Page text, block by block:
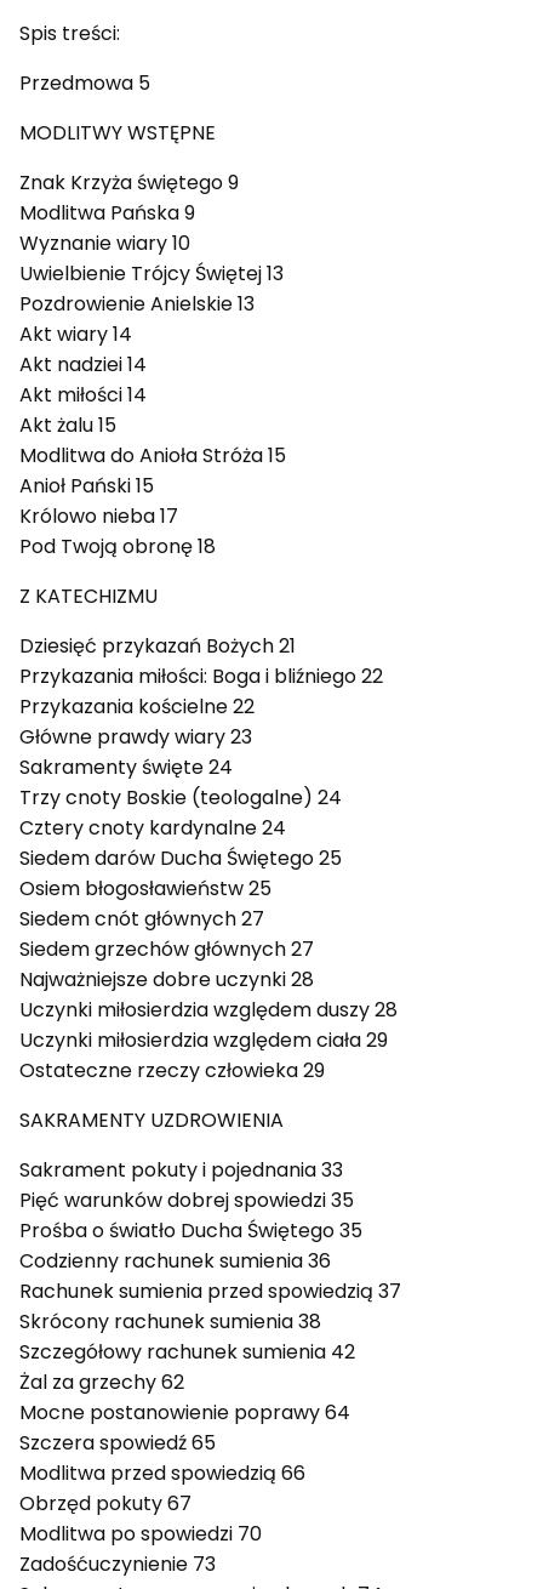
Spis treści:
Przedmowa 5
MODLITWY WSTĘPNE
Znak Krzyża świętego 9
Modlitwa Pańska 9
Wyznanie wiary 10
Uwielbienie Trójcy Świętej 13
Pozdrowienie Anielskie 13
Akt wiary 14
Akt nadziei 14
Akt miłości 14
Akt żalu 15
Modlitwa do Anioła Stróża 15
Anioł Pański 15
Królowo nieba 17
Pod Twoją obronę 18
Z KATECHIZMU
Dziesięć przykazań Bożych 21
Przykazania miłości: Boga i bliźniego 22
Przykazania kościelne 22
Główne prawdy wiary 23
Sakramenty święte 24
Trzy cnoty Boskie (teologalne) 24
Cztery cnoty kardynalne 24
Siedem darów Ducha Świętego 25
Osiem błogosławieństw 25
Siedem cnót głównych 27
Siedem grzechów głównych 27
Najważniejsze dobre uczynki 28
Uczynki miłosierdzia względem duszy 28
Uczynki miłosierdzia względem ciała 29
Ostateczne rzeczy człowieka 29
SAKRAMENTY UZDROWIENIA
Sakrament pokuty i pojednania 33
Pięć warunków dobrej spowiedzi 35
Prośba o światło Ducha Świętego 35
Codzienny rachunek sumienia 36
Rachunek sumienia przed spowiedzią 37
Skrócony rachunek sumienia 38
Szczegółowy rachunek sumienia 42
Żal za grzechy 62
Mocne postanowienie poprawy 64
Szczera spowiedź 65
Modlitwa przed spowiedzią 66
Obrzęd pokuty 67
Modlitwa po spowiedzi 70
Zadośćuczynienie 73